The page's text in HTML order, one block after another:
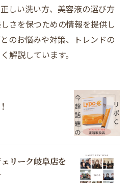
しい洗い方、美容液の選び方
さを保つための情報を提供し
のお悩みや対策、トレンドの
解説しています。
リーク岐阜店を